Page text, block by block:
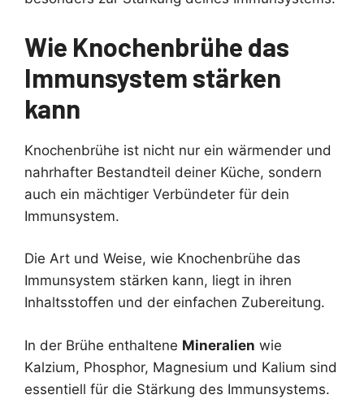
Wie Knochenbrühe das
Immunsystem stärken
kann
Knochenbrühe ist nicht nur ein wärmender und
nahrhafter Bestandteil deiner Küche, sondern
auch ein mächtiger Verbündeter für dein
Immunsystem.
Die Art und Weise, wie Knochenbrühe das
Immunsystem stärken kann, liegt in ihren
Inhaltsstoffen und der einfachen Zubereitung.
In der Brühe enthaltene Mineralien wie
Kalzium, Phosphor, Magnesium und Kalium sind
essentiell für die Stärkung des Immunsystems.